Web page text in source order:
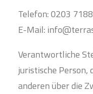
Telefon: 0203
E-Mail:
Verantwortliche
juristische Person,
anderen über die